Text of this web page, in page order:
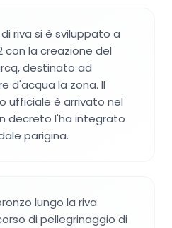
riva si è sviluppato a
con la creazione del
destinato ad
d'acqua la zona. Il
ufficiale è arrivato nel
decreto l'ha integrato
parigina.
lungo la riva
di pellegrinaggio di